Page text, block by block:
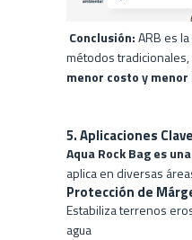
Conclusión:ARB es
métodos tradicionales,
menor costo y
5. Aplicaciones
Aqua Rock Bag es
aplica en diversas
Protección de
Estabiliza terrenos
agua